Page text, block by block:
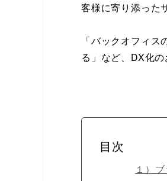
客様に寄り添った
「バックオフィ
る」など、DX化
目次
１）